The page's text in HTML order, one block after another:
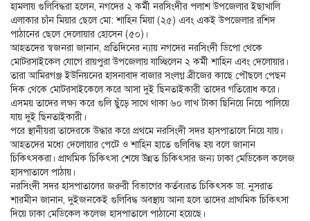
হামলায় গুলিবিদ্ধরা হলেন, নগদের ২ কর্মী নরসিংদীর পলাশ উপজেলার ইছাখালি
এলাকার চাঁন মিয়ার ছেলে মো: শাহিন মিয়া (২৫) এবং একই উপজেলার রশিদ
পাঠানের ছেলে দেলোয়ার হোসেন (৫০)।
আহতদের স্বজনরা জানান, প্রতিদিনের ন্যায় নগদের নরসিংদী ডিপো থেকে
মোটরসাইকেল যোগে রায়পুরা উপজেলায় যাচ্ছিলেন ২ কর্মী শাহিন এবং দেলোয়ার।
তারা আমিরগঞ্জ ইউনিয়নের হাসনাবাদ বাজার সংলগ্ন ব্রীজের কাছে পৌছলে পেছন
দিক থেকে মোটরসাইকেলে করে আসা দুই ছিনতাইকারী তাদের গতিরোধ করে।
এসময় তাদের লক্ষ্য করে গুলি ছুঁড়ে সাথে থাকা ৬০ লাখ টাকা ছিনিয়ে নিয়ে পালিয়ে
যায় দুই ছিনতাইকারী।
পরে স্থানীয়রা তাদেরকে উদ্ধার করে প্রথমে নরসিংদী সদর হাসপাতালে নিয়ে যায়।
আহতদের মধ্যে দেলোয়ার পেটে ও শাহিন হাতে গুলিবিদ্ধ হয় বলে জানান
চিকিৎসকরা। প্রাথমিক চিকিৎসা শেষে উন্নত চিকিৎসার জন্য ঢাকা মেডিকেল কলেজ
হাসপাতালে পাঠায়।
নরসিংদী সদর হাসপাতালের জরুরী বিভাগের কর্তব্যরত চিকিৎসক ডা. নুসরাত
শারমীন জানান, দুইজনকেই গুলিবিদ্ধ অবস্থায় আনা হলে তাদের প্রাথমিক চিকিৎসা
দিয়ে ঢাকা মেডিকেল কলেজ হাসপাতালে পাঠানো হয়েছে।